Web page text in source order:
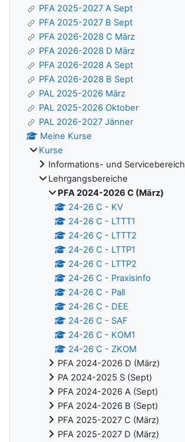
PFA 2025-2027 A Sept
PFA 2025-2027 B Sept
PFA 2026-2028 C März
PFA 2026-2028 D März
PFA 2026-2028 A Sept
PFA 2026-2028 B Sept
PAL 2025-2026 März
PAL 2025-2026 Oktober
PAL 2026-2027 Jänner
Meine Kurse
Kurse
Informations- und Servicebereich
Lehrgangsbereiche
PFA 2024-2026 C (März)
24-26 C - KV
24-26 C - LTTT1
24-26 C - LTTT2
24-26 C - LTTP1
24-26 C - LTTP2
24-26 C - Praxisinfo
24-26 C - Pall
24-26 C - DEE
24-26 C - SAF
24-26 C - KOM1
24-26 C - ZKOM
PFA 2024-2026 D (März)
PA 2024-2025 S (Sept)
PFA 2024-2026 A (Sept)
PFA 2024-2026 B (Sept)
PFA 2025-2027 C (März)
PFA 2025-2027 D (März)